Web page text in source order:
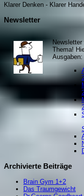
Klarer Denken - Klarer
Newsletter
Thema!
Ausgaben:
Archivierte Beiträge
Brain Gym 1+2
Das Traumgewicht